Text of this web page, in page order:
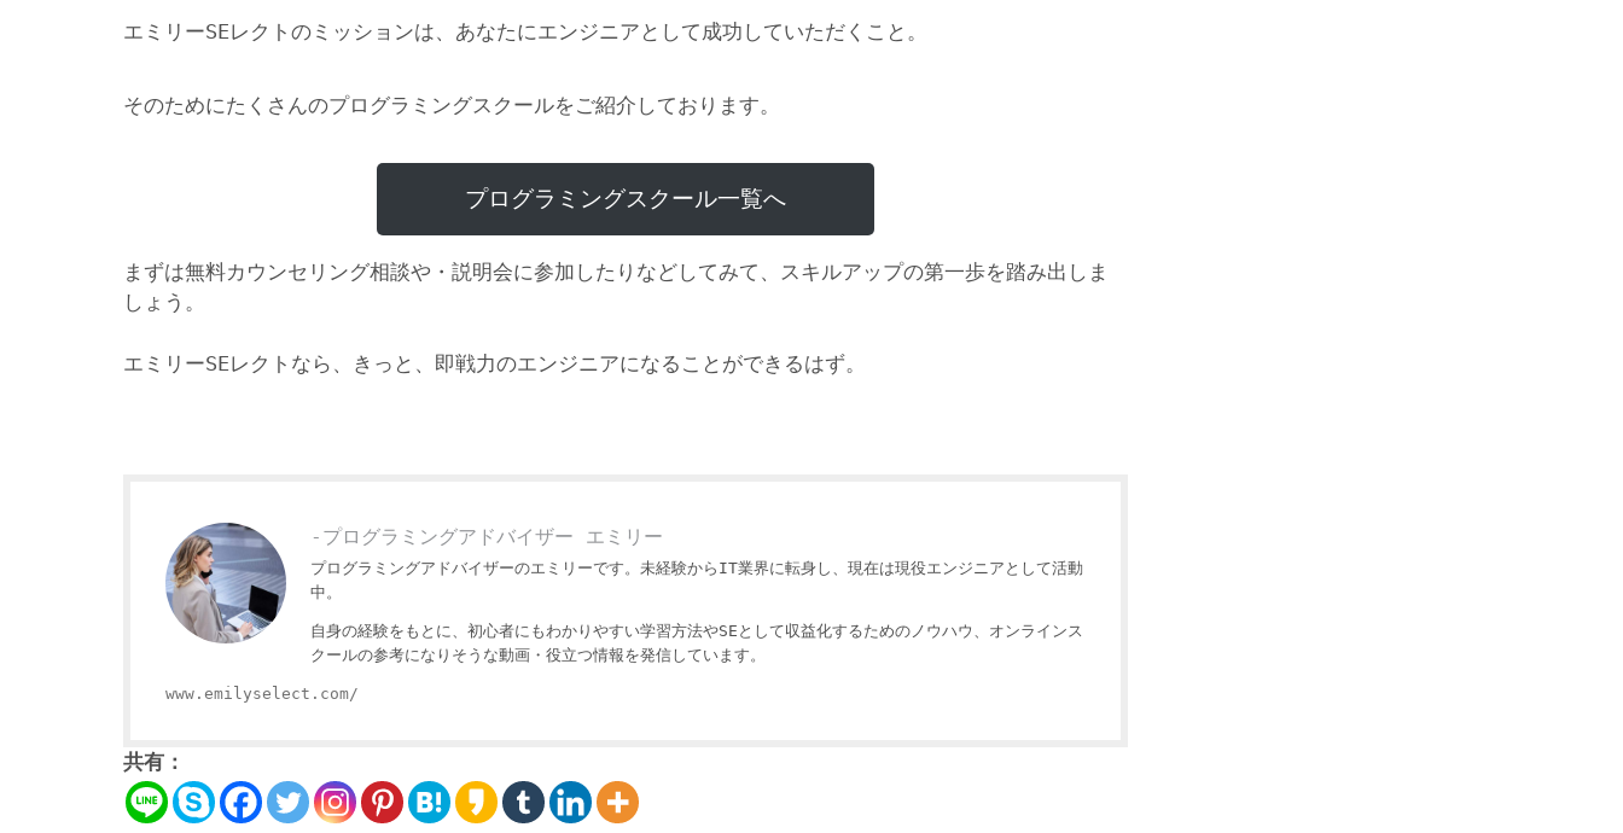
エミリーSEレクトのミッションは、あなたにエンジニアとして成功していただくこと。
そのためにたくさんのプログラミングスクールをご紹介しております。
プログラミングスクール一覧へ
まずは無料カウンセリング相談や・説明会に参加したりなどしてみて、スキルアップの第一歩を踏み出しま
しょう。
エミリーSEレクトなら、きっと、即戦力のエンジニアになることができるはず。
-プログラミングアドバイザー エミリー
プログラミングアドバイザーのエミリーです。未経験からIT業界に転身し、現在は現役エンジニアとして活動
中。
自身の経験をもとに、初心者にもわかりやすい学習方法やSEとして収益化するためのノウハウ、オンラインス
クールの参考になりそうな動画・役立つ情報を発信しています。
www.emilyselect.com/
共有：